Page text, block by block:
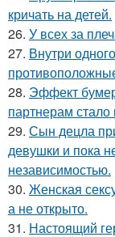
кричать на детей.
26. У всех за
27. Внутри
28. Эффект
партнерам
29. Сын децла
девушки и пока
независимостью.
30. Женская
а не открыто.
31. Настоящий